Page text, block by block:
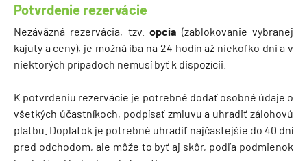
Potvrdenie rezervácie
Nezáväzná rezervácia, tzv.opcia (zablokovanie vybranej
kajuty a ceny), je možná iba na 24 hodín až niekoľko dni a v
niektorých prípadoch nemusí byť k dispozícii.
K potvrdeniu rezervácie je potrebné dodať osobné údaje o
všetkých účastníkoch, podpísať zmluvu a uhradiť zálohovú
platbu. Doplatok je potrebné uhradiť najčastejšie do 40 dní
pred odchodom, ale môže to byť aj skôr, podľa podmienok